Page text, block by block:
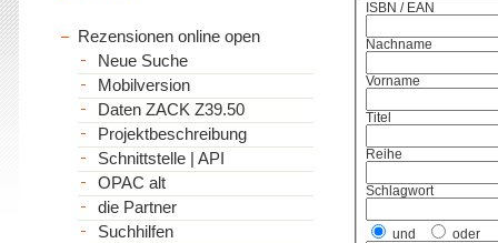
ISBN / EAN
Nachname
Vorname
Titel
Reihe
Schlagwort
und oder
Rezensionen online open
Neue Suche
Mobilversion
Daten ZACK Z39.50
Projektbeschreibung
Schnittstelle | API
OPAC alt
die Partner
Suchhilfen